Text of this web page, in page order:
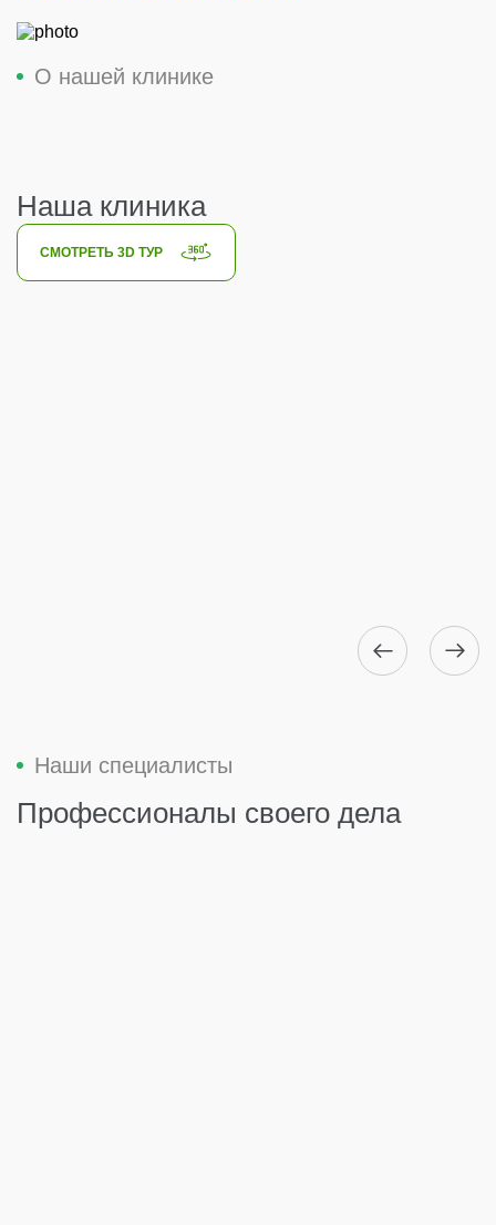
О нашей клинике
Наша клиника
СМОТРЕТЬ 3D ТУР
Наши специалисты
Профессионалы своего дела